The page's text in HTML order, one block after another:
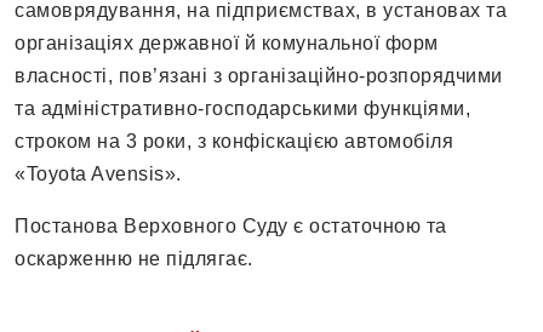
самоврядування, на підприємствах, в установах та
організаціях державної й комунальної форм
власності, пов’язані з організаційно-розпорядчими
та адміністративно-господарськими функціями,
строком на 3 роки, з конфіскацією автомобіля
«Toyota Avensis».
Постанова Верховного Суду є остаточною та
оскарженню не підлягає.